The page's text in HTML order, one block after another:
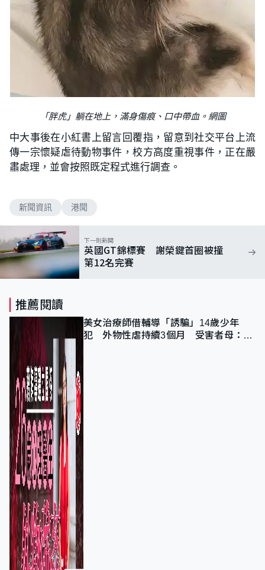
「胖虎」躺在地上，滿身傷痕、口中帶血。網圖
中大事後在小紅書上留言回覆指，留意到社交平台上流
傳一宗懷疑虐待動物事件，校方高度重視事件，正在嚴
肅處理，並會按照既定程式進行調查。
新聞資訊 港聞
下一則新聞
英國GT錦標賽 謝榮鍵首圈被撞
第12名完賽
推薦閱讀
美女治療師借輔導「誘騙」14歲少年
犯 外物性虐持續3個月 受害者母：要